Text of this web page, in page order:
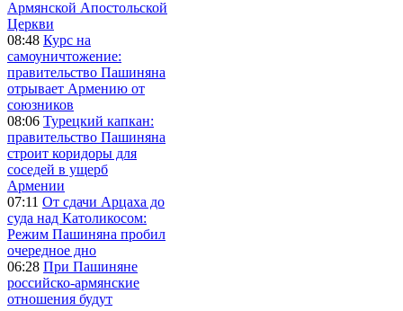
Армянской Апостольской
Церкви
08:48 Курс на
самоуничтожение:
правительство Пашиняна
отрывает Армению от
союзников
08:06 Турецкий капкан:
правительство Пашиняна
строит коридоры для
соседей в ущерб
Армении
07:11 От сдачи Арцаха до
суда над Католикосом:
Режим Пашиняна пробил
очередное дно
06:28 При Пашиняне
российско-армянские
отношения будут